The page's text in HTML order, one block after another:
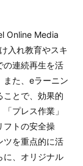
Online Media
入れ教育やスキ
の連続再生を活
また、eラーニン
ことで、効果的
プレス作業」
フトの安全操
ツを重点的に活
に、オリジナル